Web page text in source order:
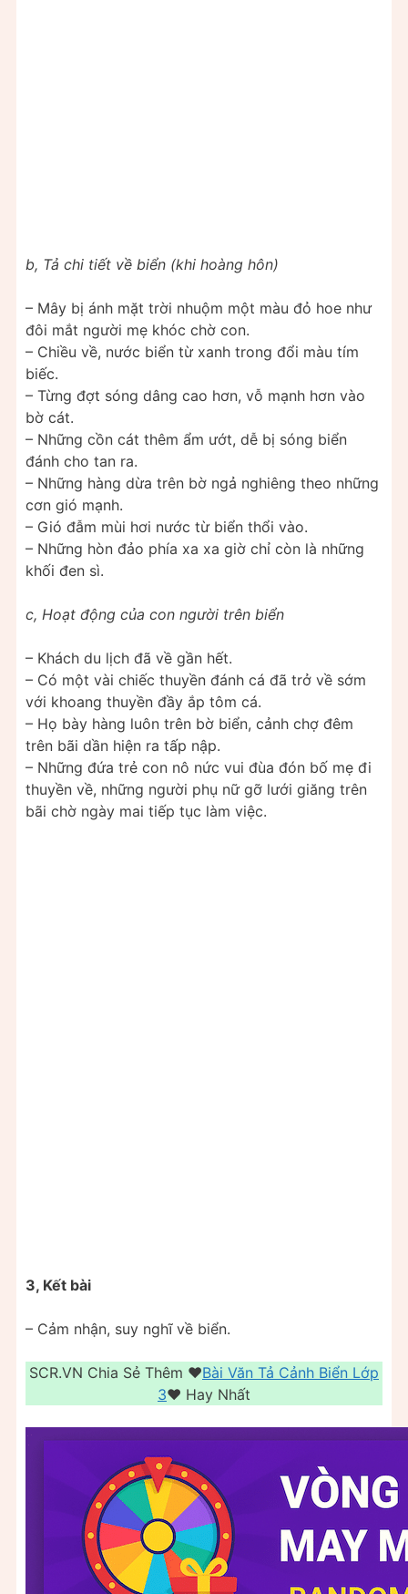
b, Tả chi tiết về biển (khi hoàng hôn)
– Mây bị ánh mặt trời nhuộm một màu đỏ hoe như
đôi mắt người mẹ khóc chờ con.
– Chiều về, nước biển từ xanh trong đổi màu tím
biếc.
– Từng đợt sóng dâng cao hơn, vỗ mạnh hơn vào
bờ cát.
– Những cồn cát thêm ẩm ướt, dễ bị sóng biển
đánh cho tan ra.
– Những hàng dừa trên bờ ngả nghiêng theo những
cơn gió mạnh.
– Gió đẫm mùi hơi nước từ biển thổi vào.
– Những hòn đảo phía xa xa giờ chỉ còn là những
khối đen sì.
c, Hoạt động của con người trên biển
– Khách du lịch đã về gần hết.
– Có một vài chiếc thuyền đánh cá đã trở về sớm
với khoang thuyền đầy ắp tôm cá.
– Họ bày hàng luôn trên bờ biển, cảnh chợ đêm
trên bãi dần hiện ra tấp nập.
– Những đứa trẻ con nô nức vui đùa đón bố mẹ đi
thuyền về, những người phụ nữ gỡ lưới giăng trên
bãi chờ ngày mai tiếp tục làm việc.
3, Kết bài
– Cảm nhận, suy nghĩ về biển.
SCR.VN Chia Sẻ Thêm ❤️️Bài Văn Tả Cảnh Biển Lớp
3❤️️ Hay Nhất